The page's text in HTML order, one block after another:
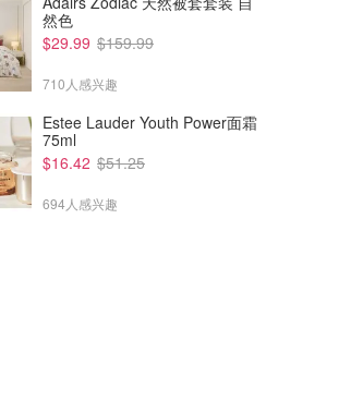
然色
$29.99 $159.99
710人感兴趣
Estee Lauder Youth Power面霜
75ml
$16.42 $51.25
694人感兴趣